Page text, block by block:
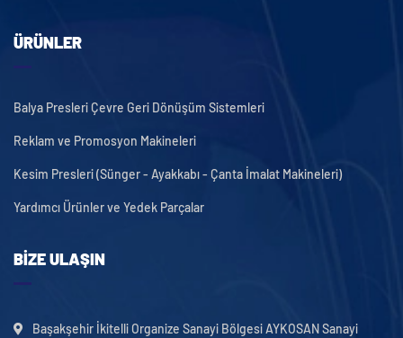
ÜRÜNLER
Balya Presleri Çevre Geri Dönüşüm Sistemleri
Reklam ve Promosyon Makineleri
Kesim Presleri (Sünger - Ayakkabı - Çanta İmalat Makineleri)
Yardımcı Ürünler ve Yedek Parçalar
BIZE ULAŞIN
Başakşehir İkitelli Organize Sanayi Bölgesi AYKOSAN Sanayi